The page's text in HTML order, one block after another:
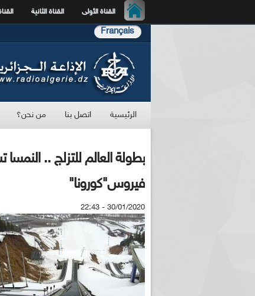
القناة الأولى القناة الثانية
Français
الرئيسية اتصل بنا من نحن؟
بطولة العالم للتزلج ..
فيروس"كورونا"
30/01/2020 - 22:43